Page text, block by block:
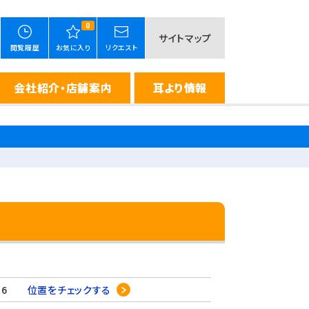
閲覧履歴
0
お気に入り リクエスト
サイトマップ
会社紹介・店舗案内 耳より情報
16 位置をチェックする